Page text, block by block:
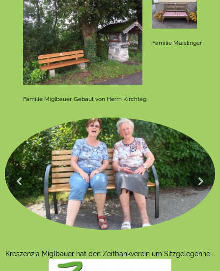
Familie Miglbauer. Gebaut von Herrn Kirchtag.
Familie Maislinger
Kreszenzia Miglbauer hat den Zeitbankverein um